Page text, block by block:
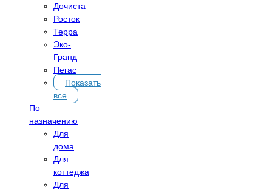
Дочиста
Росток
Терра
Эко-
Гранд
Пегас
Показать
все
По
назначению
Для
дома
Для
коттеджа
Для